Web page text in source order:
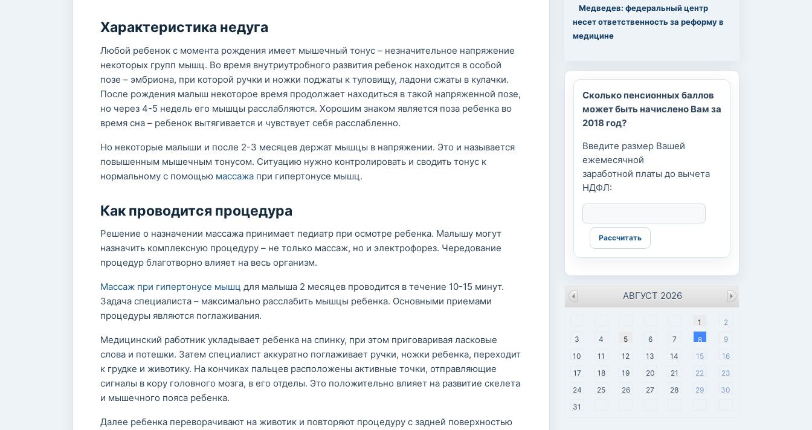
Характеристика недуга
Любой ребенок с момента рождения имеет мышечный тонус – незначительное напряжение
некоторых групп мышц. Во время внутриутробного развития ребенок находится в особой
позе – эмбриона, при которой ручки и ножки поджаты к туловищу, ладони сжаты в кулачки.
После рождения малыш некоторое время продолжает находиться в такой напряженной позе,
но через 4-5 недель его мышцы расслабляются. Хорошим знаком является поза ребенка во
время сна – ребенок вытягивается и чувствует себя расслабленно.
Но некоторые малыши и после 2-3 месяцев держат мышцы в напряжении. Это и называется
повышенным мышечным тонусом. Ситуацию нужно контролировать и сводить тонус к
нормальному с помощью массажа при гипертонусе мышц.
Как проводится процедура
Решение о назначении массажа принимает педиатр при осмотре ребенка. Малышу могут
назначить комплексную процедуру – не только массаж, но и электрофорез. Чередование
процедур благотворно влияет на весь организм.
Массаж при гипертонусе мышц для малыша 2 месяцев проводится в течение 10-15 минут.
Задача специалиста – максимально расслабить мышцы ребенка. Основными приемами
процедуры являются поглаживания.
Медицинский работник укладывает ребенка на спинку, при этом приговаривая ласковые
слова и потешки. Затем специалист аккуратно поглаживает ручки, ножки ребенка, переходит
к грудке и животику. На кончиках пальцев расположены активные точки, отправляющие
сигналы в кору головного мозга, в его отделы. Это положительно влияет на развитие скелета
и мышечного пояса ребенка.
Далее ребенка переворачивают на животик и повторяют процедуру с задней поверхностью
Медведев: федеральный центр
несет ответственность за реформу в
медицине
Сколько пенсионных баллов
может быть начислено Вам за
2018 год?
Введите размер Вашей
ежемесячной
заработной платы до вычета
НДФЛ:
1
2
3
4 5 6 7 8
9
10
11 12 13 14 15
16
17
18 19 20 21 22
23
24
25 26 27 28 29
30
31
АВГУСТ 2026